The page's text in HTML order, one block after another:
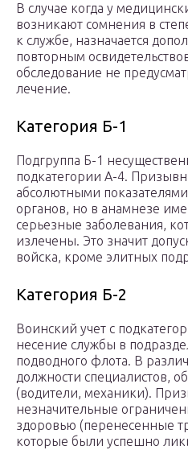
В случае когда у
возникают сомнения в
к службе, назначается
повторным
обследование не
лечение.
Категория Б-1
Подгруппа Б-1
подкатегории А-4.
абсолютными
органов, но в анамнезе
серьезные заболевания,
излечены. Это значит
войска, кроме элитных
Категория Б-2
Воинский учет с
несение службы в
подводного флота. В
должности специалистов,
(водители, механики).
незначительные
здоровью (перенесенные
которые были успешно